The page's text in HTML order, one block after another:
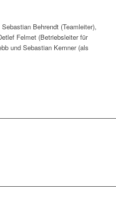
Behrendt (Teamleiter),
Felmet (Betriebsleiter für
und Sebastian Kemner (als